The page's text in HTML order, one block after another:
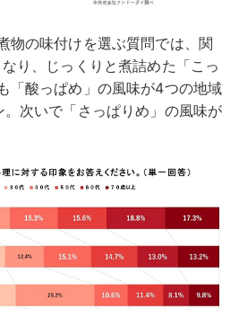
物の味付けを選ぶ質問では、関
り、じっくりと煮詰めた「こっ
「酸っぱめ」の風味が4つの地域
次いで「さっぱりめ」の風味が